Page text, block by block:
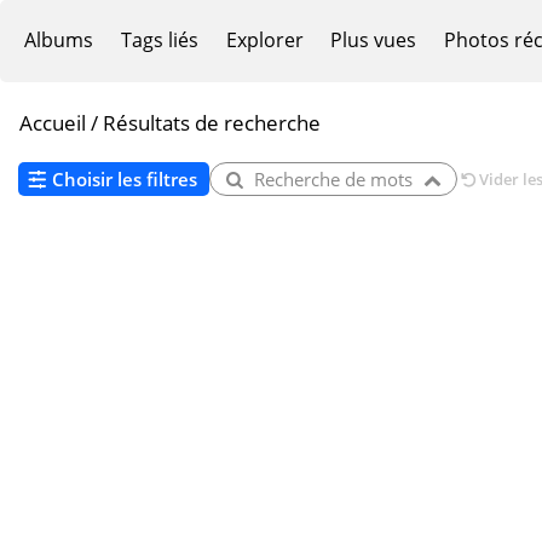
Albums Tags liés Explorer Plus vues Photos
Accueil / Résultats de recherche
Choisir les filtres Recherche de mots Vider